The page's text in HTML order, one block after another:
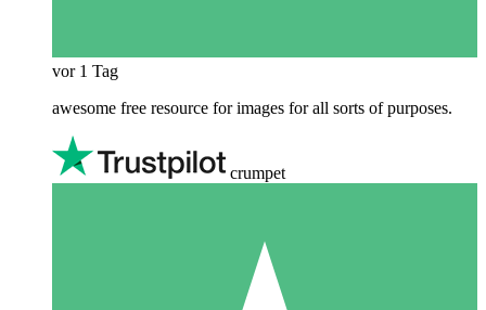
vor 1 Tag
awesome free resource for images for all sorts of purposes.
crumpet